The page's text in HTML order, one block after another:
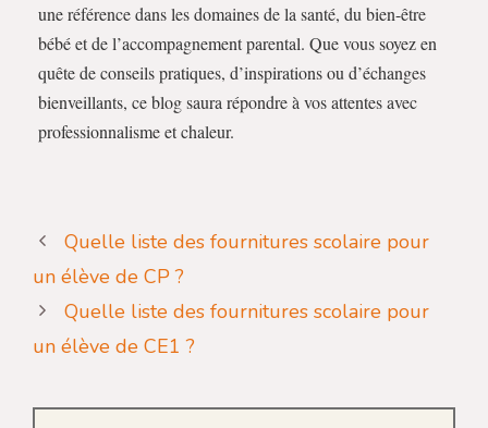
une référence dans les domaines de la santé, du bien-être
bébé et de l’accompagnement parental. Que vous soyez en
quête de conseils pratiques, d’inspirations ou d’échanges
bienveillants, ce blog saura répondre à vos attentes avec
professionnalisme et chaleur.
Quelle liste des fournitures scolaire pour
un élève de CP ?
Quelle liste des fournitures scolaire pour
un élève de CE1 ?